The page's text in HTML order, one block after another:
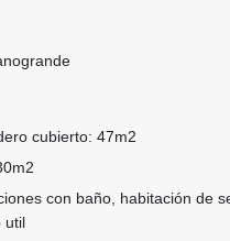
cubierto: 47m2
con baño, habitación de
util